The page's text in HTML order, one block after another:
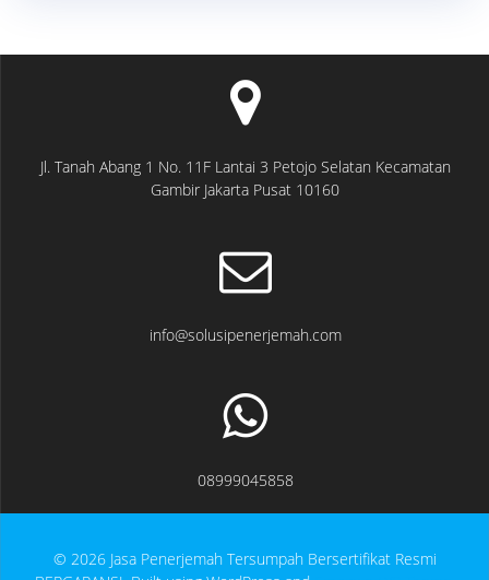
Jl. Tanah Abang 1 No. 11F Lantai 3 Petojo Selatan Kecamatan
Gambir Jakarta Pusat 10160
info@solusipenerjemah.com
08999045858
© 2026 Jasa Penerjemah Tersumpah Bersertifikat Resmi